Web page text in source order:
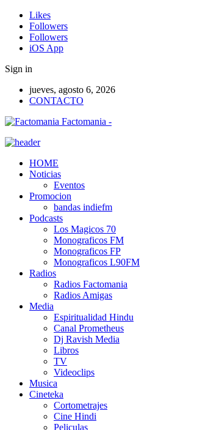
Likes
Followers
Followers
iOS App
Sign in
jueves, agosto 6, 2026
CONTACTO
Factomania -
HOME
Noticias
Eventos
Promocion
bandas indiefm
Podcasts
Los Magicos 70
Monograficos FM
Monograficos FP
Monograficos L90FM
Radios
Radios Factomania
Radios Amigas
Media
Espiritualidad Hindu
Canal Prometheus
Dj Ravish Media
Libros
TV
Videoclips
Musica
Cineteka
Cortometrajes
Cine Hindi
Peliculas